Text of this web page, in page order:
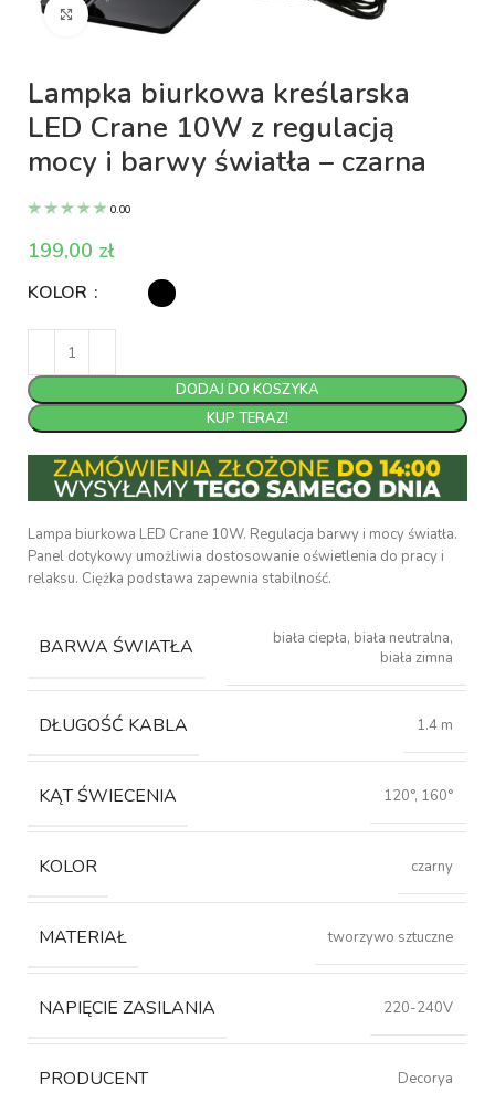
Kliknij aby powiększyć
Lampka biurkowa kreślarska
LED Crane 10W z regulacją
mocy i barwy światła – czarna
0.00
zł
KOLOR
DODAJ DO KOSZYKA
KUP TERAZ!
Lampa biurkowa LED Crane 10W. Regulacja barwy i mocy światła.
Panel dotykowy umożliwia dostosowanie oświetlenia do pracy i
relaksu. Ciężka podstawa zapewnia stabilność.
BARWA ŚWIATŁA
biała ciepła, biała neutralna,
biała zimna
DŁUGOŚĆ KABLA 1.4 m
KĄT ŚWIECENIA 120°, 160°
KOLOR czarny
MATERIAŁ tworzywo sztuczne
NAPIĘCIE ZASILANIA 220-240V
PRODUCENT Decorya